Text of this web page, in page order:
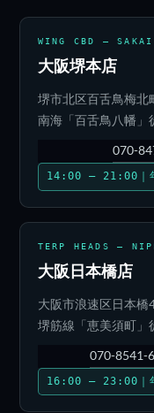
WING CBD — SAKAI
大阪堺本店
堺市北区百舌鳥梅北
南海「百舌鳥八幡」
070-
14:00 – 21:00｜
TERP HEADS —
大阪日本橋店
大阪市浪速区日本橋
堺筋線「恵美須町」
070-8541-
16:00 – 23:00｜